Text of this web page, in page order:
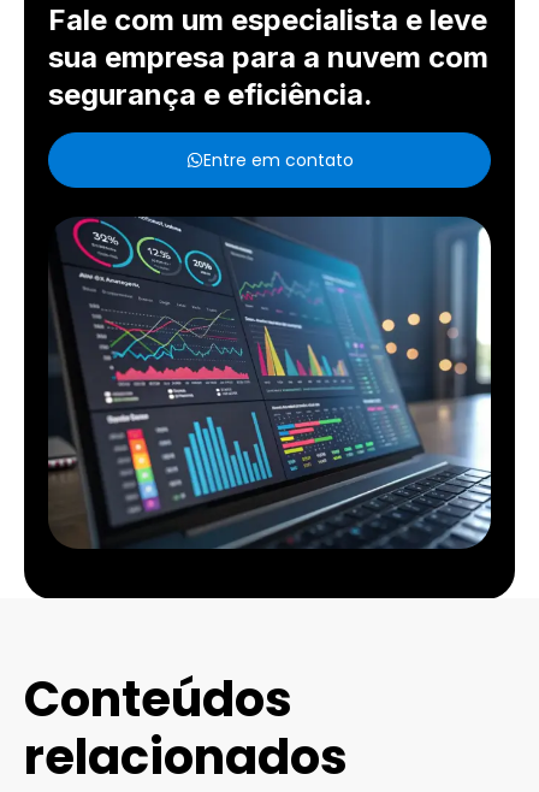
Fale com um especialista e leve
sua empresa para a nuvem com
segurança e eficiência.
Entre em contato
Conteúdos
relacionados